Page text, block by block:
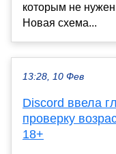
которым не
Новая схема...
13:28, 10 Фев
Discord ввела
проверку
18+